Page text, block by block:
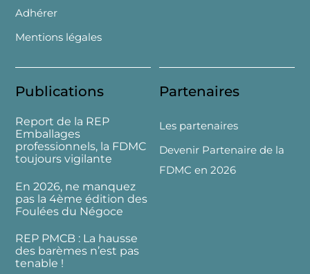
Adhérer
Mentions légales
Publications
Report de la REP
Emballages
professionnels, la FDMC
toujours vigilante
En 2026, ne manquez
pas la 4ème édition des
Foulées du Négoce
REP PMCB : La hausse
des barèmes n’est pas
tenable !
Partenaires
Les partenaires
Devenir Partenaire de la
FDMC en 2026